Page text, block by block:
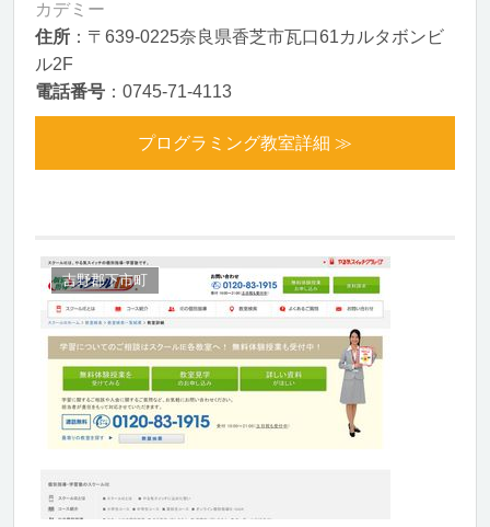
カデミー
住所 ：〒639-0225奈良県香芝市瓦口61カルタボンビ
ル2F
電話番号 ：0745-71-4113
プログラミング教室詳細 ≫
吉野郡下市町